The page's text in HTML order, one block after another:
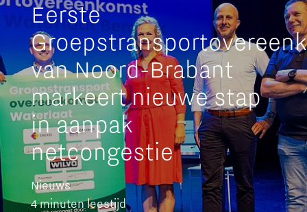
Eerste
van Noord-Brabant
markeert nieuwe stap
in aanpak
netcongestie
Nieuws
4 minuten leestijd